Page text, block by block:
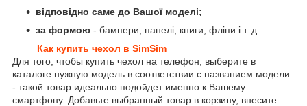
відповідно саме до Вашої моделі;
за формою - бампери, панелі, книги, фліпи і т. д ..
Как купить чехол в SimSim
Для того, чтобы купить чехол на телефон, выберите в
каталоге нужную модель в соответствии с названием модели
- такой товар идеально подойдет именно к Вашему
смартфону. Добавьте выбранный товар в корзину, внесите